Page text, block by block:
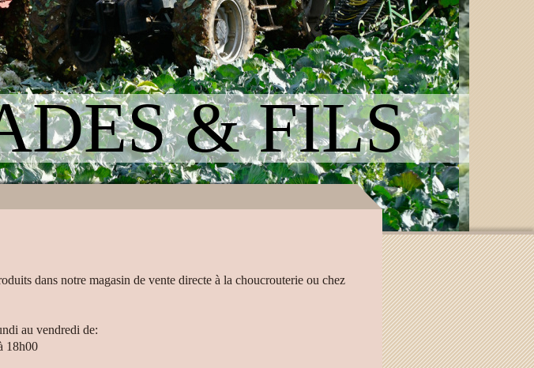
& FILS
dans notre magasin de vente directe à la choucrouterie ou chez
au vendredi de:
18h00